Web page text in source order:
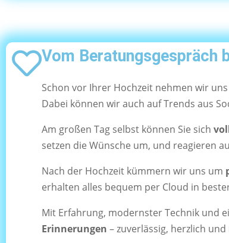
Vom Beratungsgespräch
Schon vor Ihrer Hochzeit nehmen wir
Dabei können wir auch auf Trends aus
Am großen Tag selbst können Sie sich
setzen die Wünsche um, und reagieren
Nach der Hochzeit kümmern wir uns um
erhalten alles bequem per Cloud in
Mit Erfahrung, modernster Technik und
Erinnerungen – zuverlässig, herzlich